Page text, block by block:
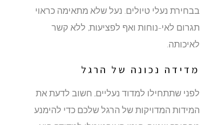
בבחירת נעלי טיולים. נעל שלא מתאימה כראוי
תגרום לאי-נוחות ואף לפציעות, ללא קשר
לאיכותה.
מדידה נכונה של הרגל
לפני שתתחילו למדוד נעליים, חשוב לדעת את
המידות המדויקות של הרגל שלכם כדי להימנע